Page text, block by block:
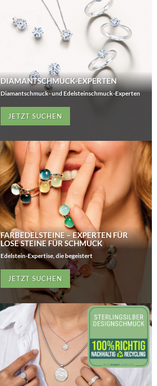
DIAMANTSCHMUCK-EXPERTEN
Diamantschmuck- und Edelsteinschmuck-Experten
JETZT SUCHEN
FARBEDELSTEINE – EXPERTEN FÜR
LOSE STEINE FÜR SCHMUCK
Edelstein-Expertise, die begeistert
JETZT SUCHEN